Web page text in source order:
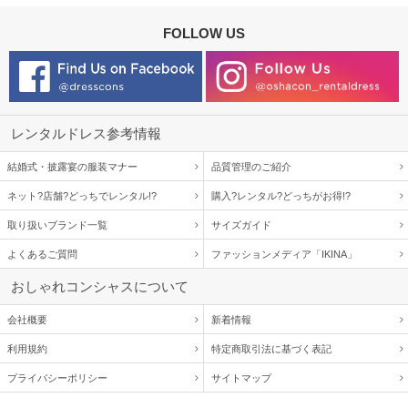
FOLLOW US
レンタルドレス参考情報
結婚式・披露宴の服装マナー 品質管理のご紹介
ネット?店舗?どっちでレンタル!? 購入?レンタル?どっちがお得!?
取り扱いブランド一覧 サイズガイド
よくあるご質問 ファッションメディア「IKINA」
おしゃれコンシャスについて
会社概要 新着情報
利用規約 特定商取引法に基づく表記
プライバシーポリシー サイトマップ